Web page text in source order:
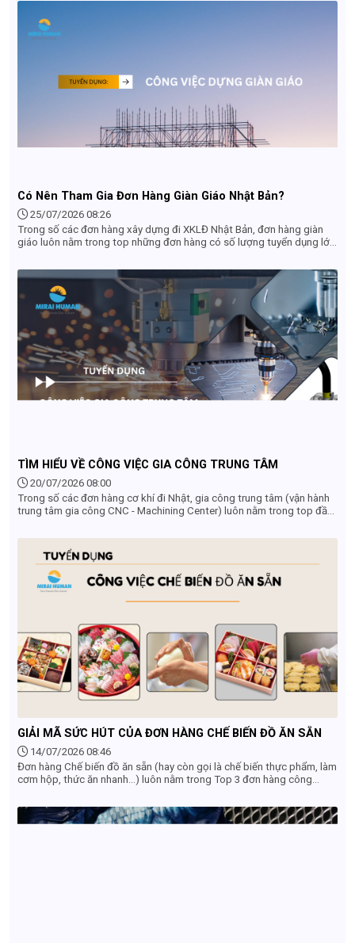
tế công việc in ống đồng tại Nhật Bản giúp bạn đưa ra quyết định
đúng đắn nhất.
Có Nên Tham Gia Đơn Hàng Giàn Giáo Nhật Bản?
25/07/2026 08:26
Trong số các đơn hàng xây dựng đi XKLĐ Nhật Bản, đơn hàng giàn
giáo luôn nằm trong top những đơn hàng có số lượng tuyển dụng lớn
vì đóng mác "việc nặng lương thấp". Liệu thực tế có phải như vậy? Có
nên đi đơn hàng giàn giáo Nhật Bản không? Hãy cùng tìm hiểu chi tiết
từ mức lương, chế độ đãi ngộ đến điều kiện thực tế qua bài viết dưới
TÌM HIỂU VỀ CÔNG VIỆC GIA CÔNG TRUNG TÂM
20/07/2026 08:00
Trong số các đơn hàng cơ khí đi Nhật, gia công trung tâm (vận hành
trung tâm gia công CNC - Machining Center) luôn nằm trong top đầu
hàng "vàng" dành cho lao động Việt Nam nhờ mức thu nhập hấp dẫn,
môi trường làm việc sạch sẽ, không tốn sức lực và cơ hội phát triển
nghề nghiệp vượt trội sau khi về nước. Vậy công việc gia công trung
tâm ở Nhật Bản cụ thể là làm gì? Điều kiện tuyển dụng và mức lương
thực tế ra sao? Hãy cùng tìm hiểu chi tiết từ A-Z ngay trong bài viết
GIẢI MÃ SỨC HÚT CỦA ĐƠN HÀNG CHẾ BIẾN ĐỒ ĂN SẴN
14/07/2026 08:46
Đơn hàng Chế biến đồ ăn sẵn (hay còn gọi là chế biến thực phẩm, làm
cơm hộp, thức ăn nhanh...) luôn nằm trong Top 3 đơn hàng công
khoăn có nên lựa chọn đơn hàng này hay không, dưới đây là những lý
do cốt lõi giải mã sức hút của ngành chế biến đồ ăn sẵn tại Nhật